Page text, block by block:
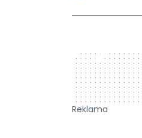
728 x 90
Reklama